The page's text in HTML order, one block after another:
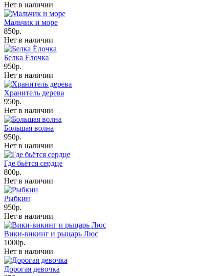
Нет в наличии
Мальчик и море
850р.
Нет в наличии
Белка Ёлочка
950р.
Нет в наличии
Хранитель дерева
950р.
Нет в наличии
Большая волна
950р.
Нет в наличии
Где бьётся сердце
800р.
Нет в наличии
Рыбкин
950р.
Нет в наличии
Вики-викинг и рыцарь Люс
1000р.
Нет в наличии
Дорогая девочка